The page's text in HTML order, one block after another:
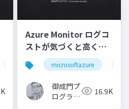
azure microsoft
Azure Monitor ログコ
ストが気づくと高くな
っていた話microsoftazure
御成門プ
ログラマ
16.9K